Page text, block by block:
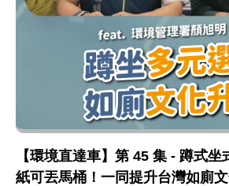
【環境直達車】第 45 集 - 蹲式
紙可丟馬桶！一同提升台灣如廁文化